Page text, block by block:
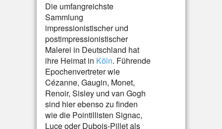
Die umfangreichste
Sammlung
impressionistischer und
postimpressionistischer
Malerei in Deutschland hat
ihre Heimat in Köln. Führende
Epochenvertreter wie
Cézanne, Gaugin, Monet,
Renoir, Sisley und van Gogh
sind hier ebenso zu finden
wie die Pointillisten Signac,
Luce oder Dubois-Pillet als